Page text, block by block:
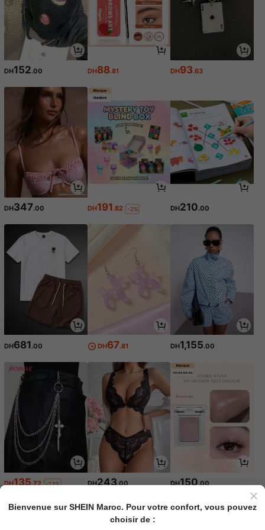
DH152.00 DH88.81 DH93.63
DH347.00 DH191.82 -2% DH210.00
DH681.00 DH67.81 DH1,155.00
DH135.72 -13% DH243.00 DH150.00
Bienvenue sur SHEIN Maroc. Pour votre confort, vous pouvez
choisir de :